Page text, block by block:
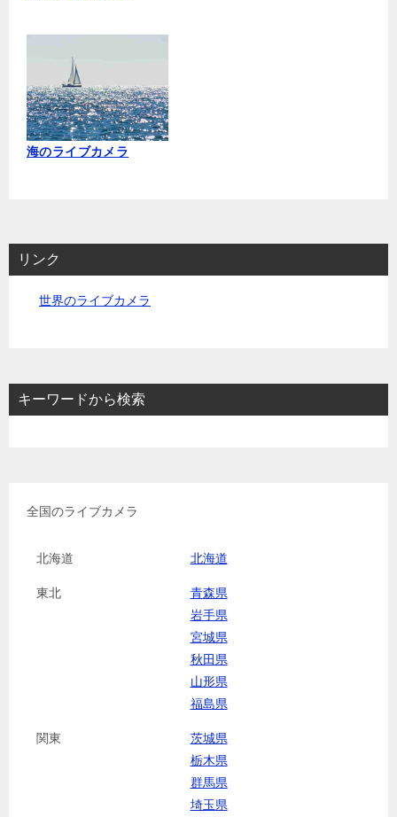
海のライブカメラ
リンク
世界のライブカメラ
キーワードから検索
全国のライブカメラ
北海道 北海道
東北
青森県
岩手県
宮城県
秋田県
山形県
福島県
関東
茨城県
栃木県
群馬県
埼玉県